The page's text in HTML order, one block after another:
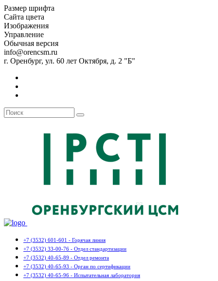
Размер шрифта
Сайта цвета
Изображения
Управление
Обычная версия
info@orencsm.ru
г. Оренбург, ул. 60 лет Октября, д. 2 "Б"
+7 (3532) 601-601 - Горячая линия
+7 (3532) 33-00-76 - Отдел стандартизации
+7 (3532) 40-65-89 - Отдел ремонта
+7 (3532) 40-65-93 - Орган по сертификации
+7 (3532) 40-65-96 - Испытательная лаборатория